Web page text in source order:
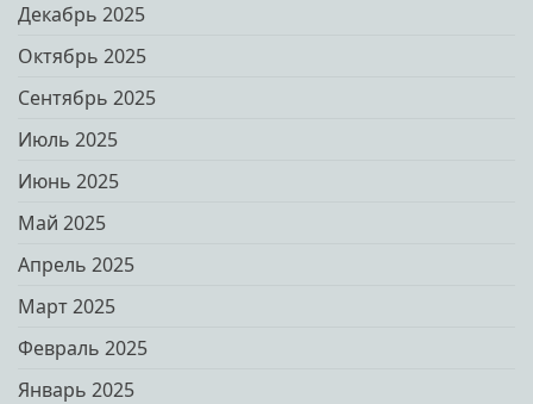
Декабрь 2025
Октябрь 2025
Сентябрь 2025
Июль 2025
Июнь 2025
Май 2025
Апрель 2025
Март 2025
Февраль 2025
Январь 2025